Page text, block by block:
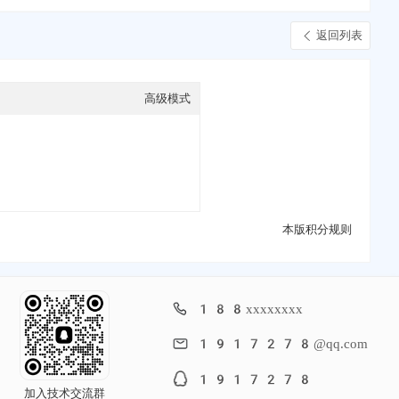
返回列表
高级模式
本版积分规则
加入技术交流群
188xxxxxxxx
1917278@qq.com
1917278